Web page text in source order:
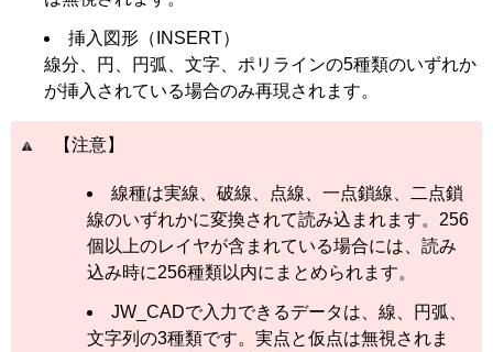
挿入図形（INSERT）
線分、円、円弧、文字、ポリラインの5種類のいずれか
が挿入されている場合のみ再現されます。
【注意】
線種は実線、破線、点線、一点鎖線、二点鎖
線のいずれかに変換されて読み込まれます。256
個以上のレイヤが含まれている場合には、読み
込み時に256種類以内にまとめられます。
JW_CADで入力できるデータは、線、円弧、
文字列の3種類です。実点と仮点は無視されま